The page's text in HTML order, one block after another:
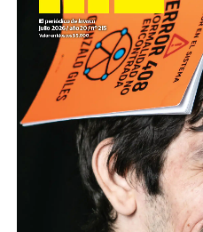
Foto: Nacho Yuchark
Descargar el programa
La reproducción de este
que mandar un mail a
emitir todos los programas